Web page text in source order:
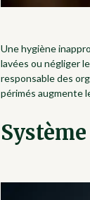
Une hygiène
lavées ou négliger
responsable des
périmés augmente